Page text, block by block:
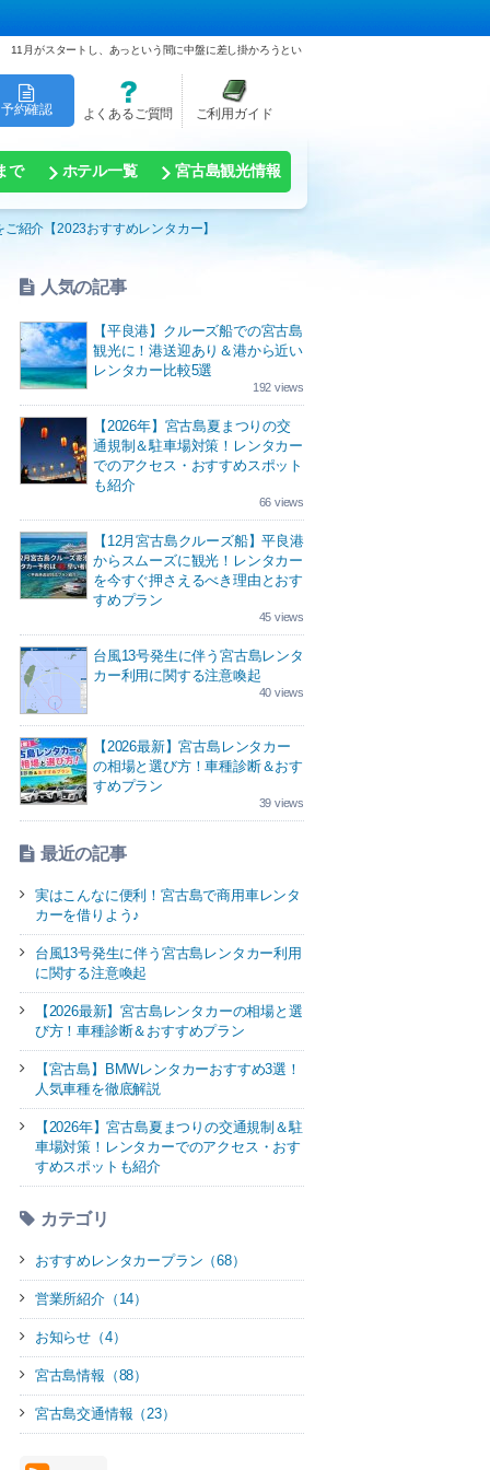
11月がスタートし、あっという間に中盤に差し掛かろうとい
よくあるご質問 ご利用ガイド
予約確認
で ホテル一覧 宮古島観光情報
紹介【2023おすすめレンタカー】
人気の記事
【平良港】クルーズ船での宮古島
観光に！港送迎あり＆港から近い
レンタカー比較5選
192 views
【2026年】宮古島夏まつりの交
通規制＆駐車場対策！レンタカー
でのアクセス・おすすめスポット
も紹介
66 views
【12月宮古島クルーズ船】平良港
からスムーズに観光！レンタカー
を今すぐ押さえるべき理由とおす
すめプラン
45 views
台風13号発生に伴う宮古島レンタ
カー利用に関する注意喚起
40 views
【2026最新】宮古島レンタカー
の相場と選び方！車種診断＆おす
すめプラン
39 views
最近の記事
実はこんなに便利！宮古島で商用車レンタ
カーを借りよう♪
台風13号発生に伴う宮古島レンタカー利用
に関する注意喚起
【2026最新】宮古島レンタカーの相場と選
び方！車種診断＆おすすめプラン
【宮古島】BMWレンタカーおすすめ3選！
人気車種を徹底解説
【2026年】宮古島夏まつりの交通規制＆駐
車場対策！レンタカーでのアクセス・おす
すめスポットも紹介
カテゴリ
おすすめレンタカープラン（68）
営業所紹介（14）
お知らせ（4）
宮古島情報（88）
宮古島交通情報（23）